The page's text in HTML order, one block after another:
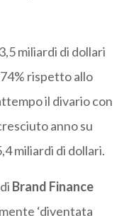
miliardi di dollari
rispetto allo
il divario con
anno su
miliardi di dollari.
Brand Finance
‘diventata